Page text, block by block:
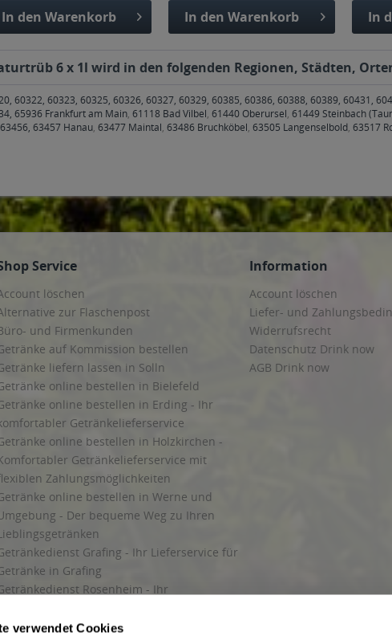
verwendet Cookies
In den Warenkorb In den Warenkorb In
6 x 1l wird in den folgenden Regionen, Städten,
60322, 60323, 60325, 60326, 60327, 60329, 60385, 60386, 60388, 60389, 60431,
65936 Frankfurt am Main, 61118 Bad Vilbel, 61440 Oberursel, 61449 Steinbach
63457 Hanau, 63477 Maintal, 63486 Bruchköbel, 63505 Langenselbold, 63517
Service
löschen
zur Flaschenpost
und Firmenkunden
auf Kommission bestellen
liefern lassen in Solln
online bestellen in Bielefeld
online bestellen in Erding - Ihr
Getränkelieferservice
online bestellen in Holzkirchen -
Getränkelieferservice mit
Zahlungsmöglichkeiten
online bestellen in Werne und
- Der bequeme Weg zu Ihren
Grafing - Ihr Lieferservice für
in Grafing
Rosenheim - Ihr
Umgebung
Information
Account löschen
Liefer- und
Widerrufsrecht
Datenschutz Drink now
AGB Drink now